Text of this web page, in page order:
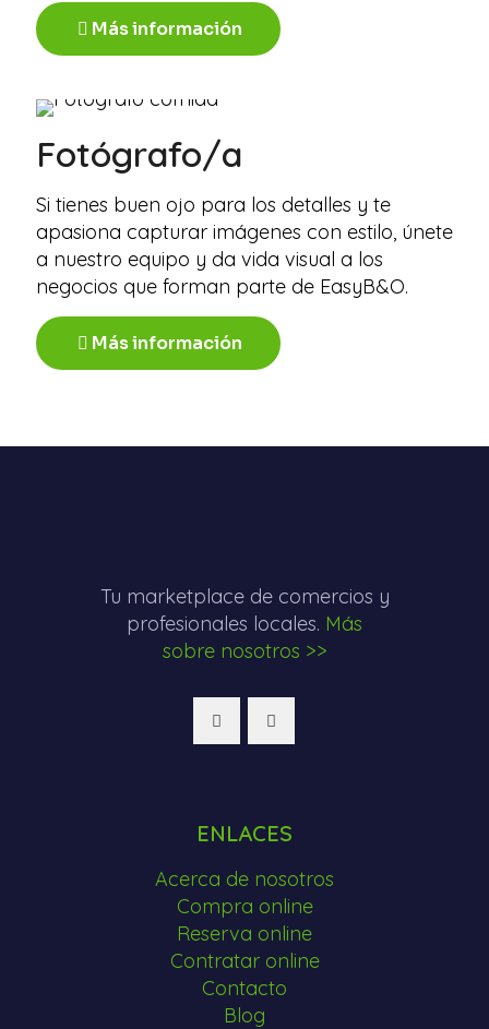
Más información
Fotógrafo/a
Si tienes buen ojo para los detalles y te
apasiona capturar imágenes con estilo, únete
a nuestro equipo y da vida visual a los
negocios que forman parte de EasyB&O.
Más información
Tu marketplace de comercios y
profesionales locales. Más
sobre nosotros >>
ENLACES
Acerca de nosotros
Compra online
Reserva online
Contratar online
Contacto
Blog